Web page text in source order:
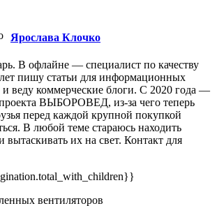
Ярослава Клочко
В офлайне — специалист по качеству
пишу статьи для информационных
и веду коммерческие блоги. С 2020 года —
ВЫБОРОВЕД, из-за чего теперь
перед каждой крупной покупкой
В любой теме стараюсь находить
их на свет. Контакт для
вентиляторов